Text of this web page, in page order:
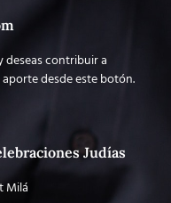
contribuir a
desde este botón.
Judías
Milá